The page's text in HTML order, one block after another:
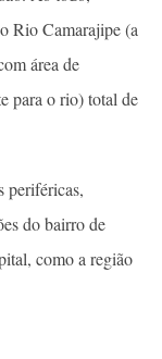
Rio Camarajipe (a
área de
para o rio) total de
periféricas,
do bairro de
como a região